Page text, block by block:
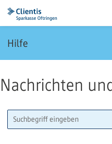
Hilfe
Nachrichten